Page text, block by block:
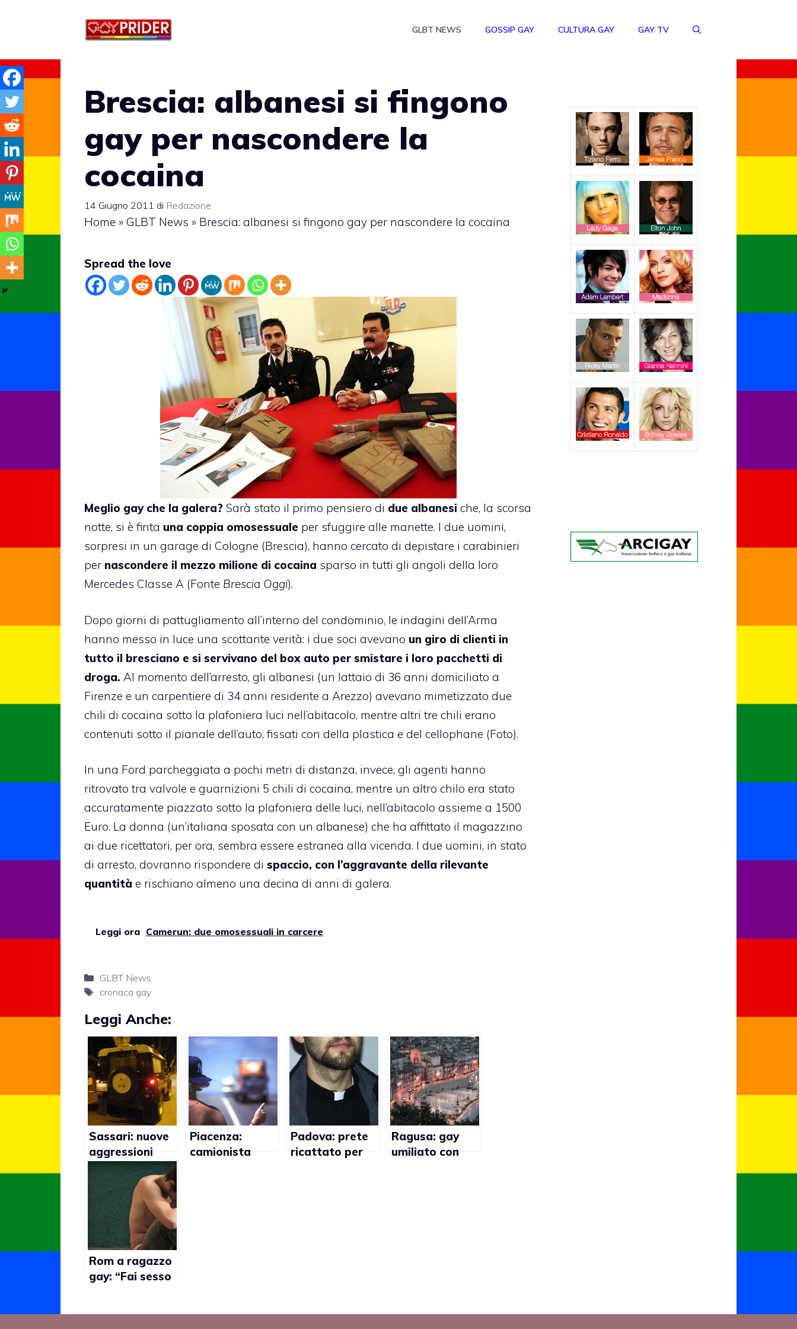
GLBT NEWS GOSSIP GAY CULTURA GAY GAY TV
Brescia: albanesi si fingono
gay per nascondere la
cocaina
14 Giugno 2011 di Redazione
Home » GLBT News » Brescia: albanesi si fingono gay per nascondere la cocaina
Spread the love
Meglio gay che la galera? Sarà stato il primo pensiero di due albanesi che, la scorsa
notte, si è finta una coppia omosessuale per sfuggire alle manette. I due uomini,
sorpresi in un garage di Cologne (Brescia), hanno cercato di depistare i carabinieri
per nascondere il mezzo milione di cocaina sparso in tutti gli angoli della loro
Mercedes Classe A (Fonte Brescia Oggi).
Dopo giorni di pattugliamento all’interno del condominio, le indagini dell’Arma
hanno messo in luce una scottante verità: i due soci avevano un giro di clienti in
tutto il bresciano e si servivano del box auto per smistare i loro pacchetti di
droga. Al momento dell’arresto, gli albanesi (un lattaio di 36 anni domiciliato a
Firenze e un carpentiere di 34 anni residente a Arezzo) avevano mimetizzato due
chili di cocaina sotto la plafoniera luci nell’abitacolo, mentre altri tre chili erano
contenuti sotto il pianale dell’auto, fissati con della plastica e del cellophane (Foto).
In una Ford parcheggiata a pochi metri di distanza, invece, gli agenti hanno
ritrovato tra valvole e guarnizioni 5 chili di cocaina, mentre un altro chilo era stato
accuratamente piazzato sotto la plafoniera delle luci, nell’abitacolo assieme a 1500
Euro. La donna (un’italiana sposata con un albanese) che ha affittato il magazzino
ai due ricettatori, per ora, sembra essere estranea alla vicenda. I due uomini, in stato
di arresto, dovranno rispondere di spaccio, con l’aggravante della rilevante
quantità e rischiano almeno una decina di anni di galera.
Leggi ora Camerun: due omosessuali in carcere
Categorie
GLBT News
Tag
cronaca gay
Leggi Anche:
Sassari: nuove
aggressioni
verso i trans
Piacenza:
camionista
Padova: prete
ricattato per
Ragusa: gay
umiliato con
Rom a ragazzo
gay: “Fai sesso